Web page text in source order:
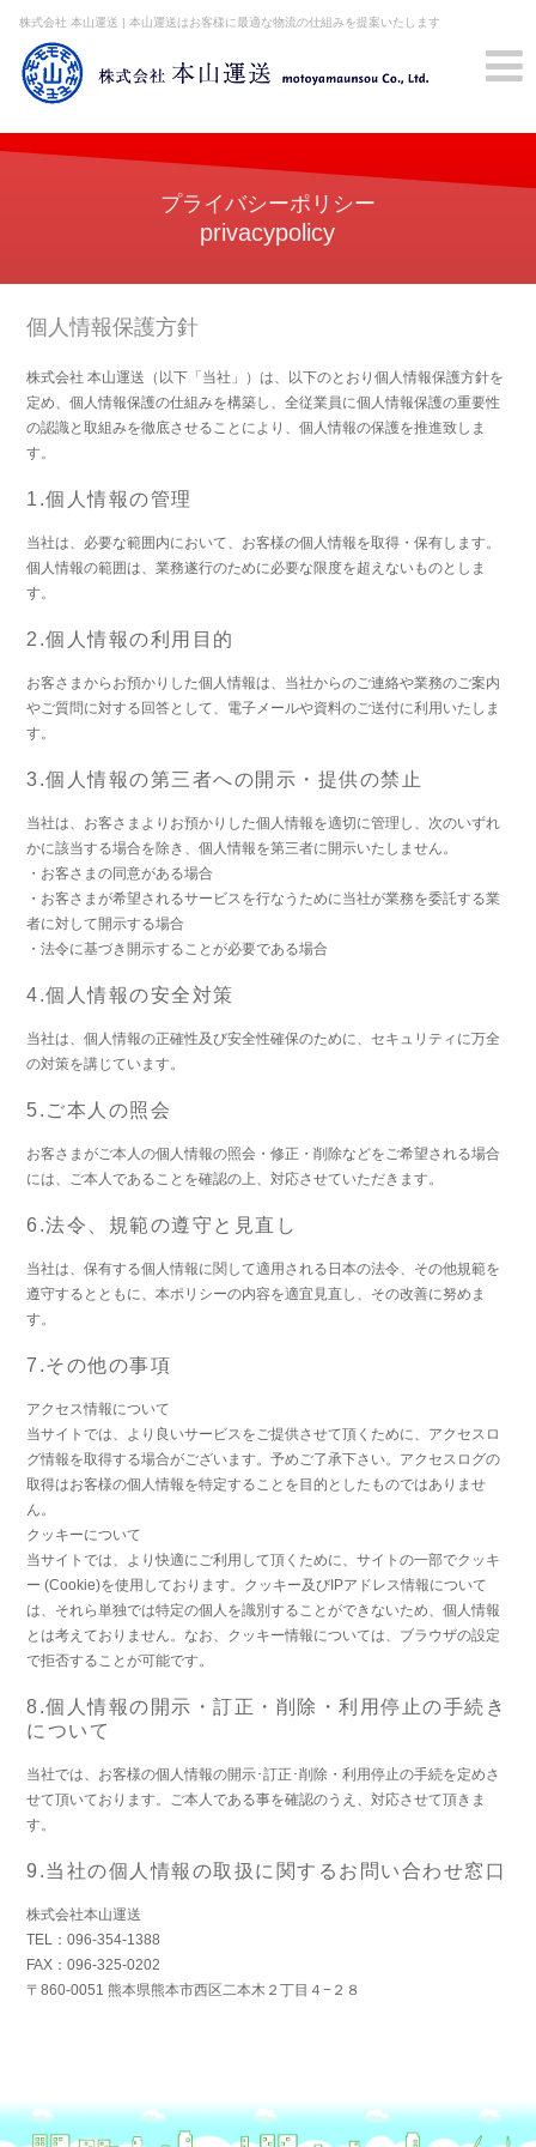
株式会社 本山運送 | 本山運送はお客様に最適な物流の仕組みを提案いたします
プライバシーポリシー
privacypolicy
個人情報保護方針
株式会社 本山運送（以下「当社」）は、以下のとおり個人情報保護方針を
定め、個人情報保護の仕組みを構築し、全従業員に個人情報保護の重要性
の認識と取組みを徹底させることにより、個人情報の保護を推進致しま
す。
1.個人情報の管理
当社は、必要な範囲内において、お客様の個人情報を取得・保有します。
個人情報の範囲は、業務遂行のために必要な限度を超えないものとしま
す。
2.個人情報の利用目的
お客さまからお預かりした個人情報は、当社からのご連絡や業務のご案内
やご質問に対する回答として、電子メールや資料のご送付に利用いたしま
す。
3.個人情報の第三者への開示・提供の禁止
当社は、お客さまよりお預かりした個人情報を適切に管理し、次のいずれ
かに該当する場合を除き、個人情報を第三者に開示いたしません。
・お客さまの同意がある場合
・お客さまが希望されるサービスを行なうために当社が業務を委託する業
者に対して開示する場合
・法令に基づき開示することが必要である場合
4.個人情報の安全対策
当社は、個人情報の正確性及び安全性確保のために、セキュリティに万全
の対策を講じています。
5.ご本人の照会
お客さまがご本人の個人情報の照会・修正・削除などをご希望される場合
には、ご本人であることを確認の上、対応させていただきます。
6.法令、規範の遵守と見直し
当社は、保有する個人情報に関して適用される日本の法令、その他規範を
遵守するとともに、本ポリシーの内容を適宜見直し、その改善に努めま
す。
7.その他の事項
アクセス情報について
当サイトでは、より良いサービスをご提供させて頂くために、アクセスロ
グ情報を取得する場合がございます。予めご了承下さい。アクセスログの
取得はお客様の個人情報を特定することを目的としたものではありませ
ん。
クッキーについて
当サイトでは、より快適にご利用して頂くために、サイトの一部でクッキ
ー (Cookie)を使用しております。クッキー及びIPアドレス情報について
は、それら単独では特定の個人を識別することができないため、個人情報
とは考えておりません。なお、クッキー情報については、ブラウザの設定
で拒否することが可能です。
8.個人情報の開示・訂正・削除・利用停止の手続き
について
当社では、お客様の個人情報の開示･訂正･削除・利用停止の手続を定めさ
せて頂いております。ご本人である事を確認のうえ、対応させて頂きま
す。
9.当社の個人情報の取扱に関するお問い合わせ窓口
株式会社本山運送
TEL：096-354-1388
FAX：096-325-0202
〒860-0051 熊本県熊本市西区二本木２丁目４−２８